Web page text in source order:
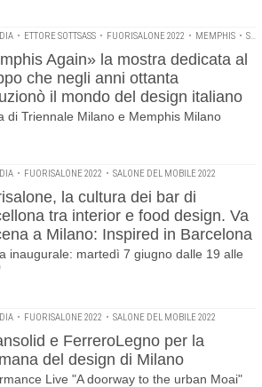
• ETTORE SOTTSASS • FUORISALONE 2022 • MEMPHIS • SALONE DEL MOBILE 2022
Again» la mostra dedicata al
che negli anni ottanta
il mondo del design italiano
di Triennale Milano e Memphis Milano
• FUORISALONE 2022 • SALONE DEL MOBILE 2022
la cultura dei bar di
tra interior e food design. Va
a Milano: Inspired in Barcelona
inaugurale: martedì 7 giugno dalle 19 alle
• FUORISALONE 2022 • SALONE DEL MOBILE 2022
e FerreroLegno per la
del design di Milano
Live "A doorway to the urban Moai"